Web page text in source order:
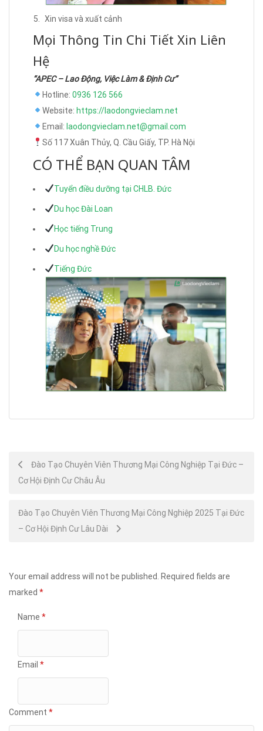
Xin visa và xuất cảnh
Mọi Thông Tin Chi Tiết Xin Liên
Hệ
“APEC – Lao Động, Việc Làm & Định Cư”
Hotline: 0936 126 566
Website: https://laodongvieclam.net
Email: laodongvieclam.net@gmail.com
Số 117 Xuân Thủy, Q. Cầu Giấy, TP. Hà Nội
CÓ THỂ BẠN QUAN TÂM
Tuyển điều dưỡng tại CHLB. Đức
Du học Đài Loan
Học tiếng Trung
Du học nghề Đức
Tiếng Đức
Post
navigation
Đào Tạo Chuyên Viên Thương Mại Công Nghiệp Tại Đức –
Cơ Hội Định Cư Châu Âu
Đào Tạo Chuyên Viên Thương Mại Công Nghiệp 2025 Tại Đức
– Cơ Hội Định Cư Lâu Dài
Your email address will not be published.
Required fields are
marked *
Name *
Email *
Comment *